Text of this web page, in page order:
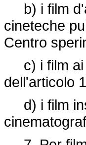
b) i film
cineteche
Centro
c) i film ai
dell'articolo
d) i film